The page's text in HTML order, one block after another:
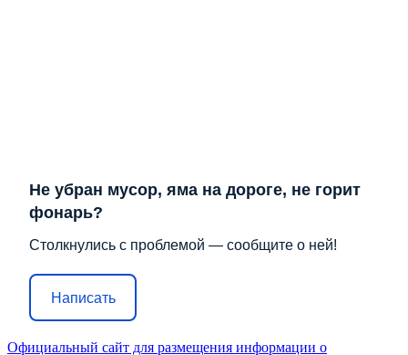
Не убран мусор, яма на дороге, не горит
фонарь?
Столкнулись с проблемой — сообщите о ней!
Написать
Официальный сайт для размещения информации о